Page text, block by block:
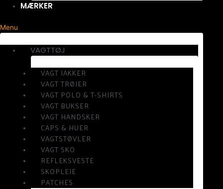
MÆRKER
Menu
VAGTTØJ
VAGT JAKKER
VAGT TRØJER
VAGT POLO & T-SHIRTS
VAGT BUKSER
VAGT HANDSKER
CAPS & HUER
VAGTSTØVLER
VAGT SKO
REFLEKSVESTE
SKOPLEJE
PATCHES